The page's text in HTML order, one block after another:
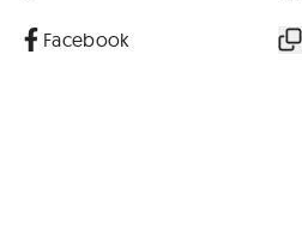
Facebook